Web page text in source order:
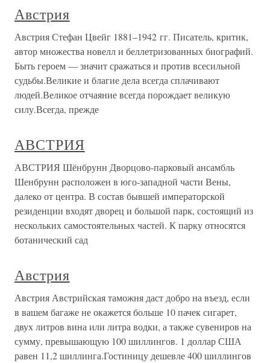
Австрия
Австрия Стефан Цвейг 1881–1942 гг. Писатель, критик,
автор множества новелл и беллетризованных биографий.
Быть героем — значит сражаться и против всесильной
судьбы.Великие и благие дела всегда сплачивают
людей.Великое отчаяние всегда порождает великую
силу.Всегда, прежде
АВСТРИЯ
АВСТРИЯ Шёнбрунн Дворцово-парковый ансамбль
Шенбрунн расположен в юго-западной части Вены,
далеко от центра. В состав бывшей императорской
резиденции входят дворец и большой парк, состоящий из
нескольких самостоятельных частей. К парку относятся
ботанический сад
Австрия
Австрия Австрийская таможня даст добро на въезд, если
в вашем багаже не окажется больше 10 пачек сигарет,
двух литров вина или литра водки, а также сувениров на
сумму, превышающую 100 шиллингов. 1 доллар США
равен 11,2 шиллинга.Гостиницу дешевле 400 шиллингов